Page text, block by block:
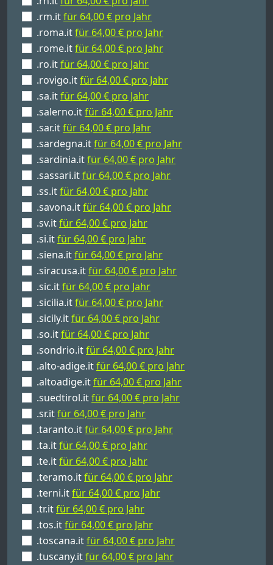
.rm.itfür 64,00 € pro Jahr
.roma.itfür 64,00 € pro Jahr
.rome.itfür 64,00 € pro Jahr
.ro.itfür 64,00 € pro Jahr
.rovigo.itfür 64,00 € pro Jahr
.sa.itfür 64,00 € pro Jahr
.salerno.itfür 64,00 € pro Jahr
.sar.itfür 64,00 € pro Jahr
.sardegna.itfür 64,00 € pro Jahr
.sardinia.itfür 64,00 € pro Jahr
.sassari.itfür 64,00 € pro Jahr
.ss.itfür 64,00 € pro Jahr
.savona.itfür 64,00 € pro Jahr
.sv.itfür 64,00 € pro Jahr
.si.itfür 64,00 € pro Jahr
.siena.itfür 64,00 € pro Jahr
.siracusa.itfür 64,00 € pro Jahr
.sic.itfür 64,00 € pro Jahr
.sicilia.itfür 64,00 € pro Jahr
.sicily.itfür 64,00 € pro Jahr
.so.itfür 64,00 € pro Jahr
.sondrio.itfür 64,00 € pro Jahr
.alto-adige.itfür 64,00 € pro Jahr
.altoadige.itfür 64,00 € pro Jahr
.suedtirol.itfür 64,00 € pro Jahr
.sr.itfür 64,00 € pro Jahr
.taranto.itfür 64,00 € pro Jahr
.ta.itfür 64,00 € pro Jahr
.te.itfür 64,00 € pro Jahr
.teramo.itfür 64,00 € pro Jahr
.terni.itfür 64,00 € pro Jahr
.tr.itfür 64,00 € pro Jahr
.tos.itfür 64,00 € pro Jahr
.toscana.itfür 64,00 € pro Jahr
.tuscany.itfür 64,00 € pro Jahr